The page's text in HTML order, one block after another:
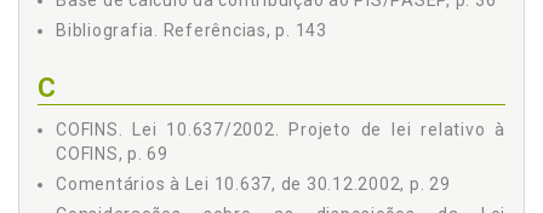
VIII Do crédito presumido de IPI - incentivo fiscal para
REFERÊNCIAS, p. 143
Bibliografia. Referências, p. 143
C
COFINS. Lei 10.637/2002. Projeto de lei relativo à
COFINS, p. 69
Comentários à Lei 10.637, de 30.12.2002, p. 29